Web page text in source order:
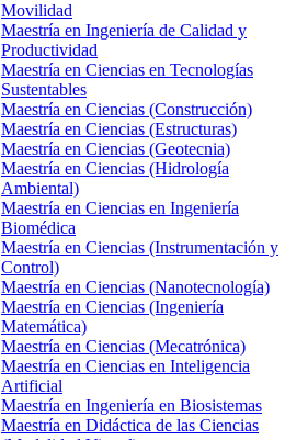
Movilidad
Maestría en Ingeniería de Calidad y
Productividad
Maestría en Ciencias en Tecnologías
Sustentables
Maestría en Ciencias (Construcción)
Maestría en Ciencias (Estructuras)
Maestría en Ciencias (Geotecnia)
Maestría en Ciencias (Hidrología
Ambiental)
Maestría en Ciencias en Ingeniería
Biomédica
Maestría en Ciencias (Instrumentación y
Control)
Maestría en Ciencias (Nanotecnología)
Maestría en Ciencias (Ingeniería
Matemática)
Maestría en Ciencias (Mecatrónica)
Maestría en Ciencias en Inteligencia
Artificial
Maestría en Ingeniería en Biosistemas
Maestría en Didáctica de las Ciencias